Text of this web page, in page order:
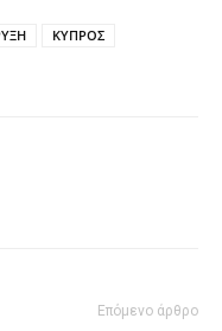
ΚΥΠΡΟΣ
Επόμενο άρθρο